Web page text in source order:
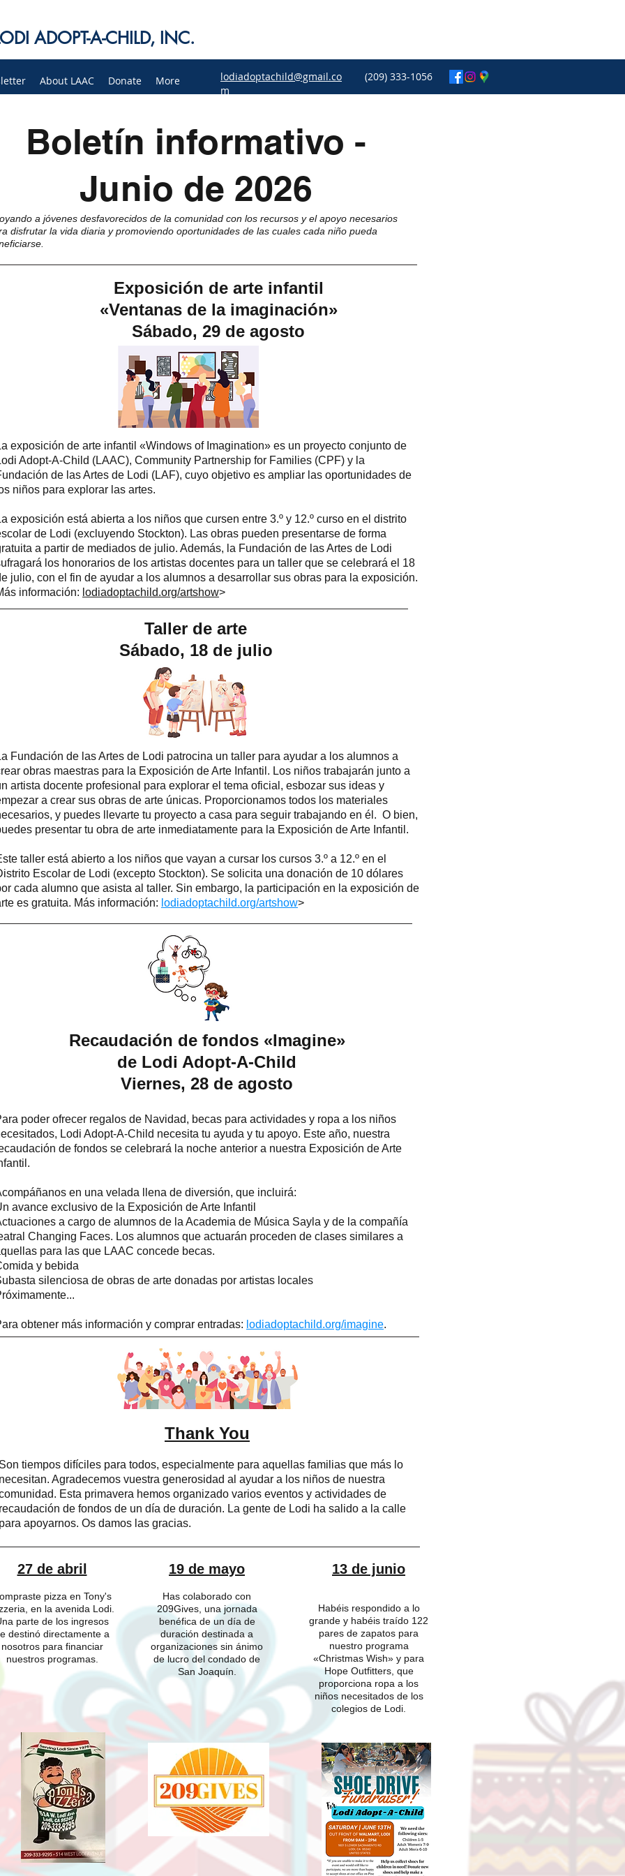
ADOPT-A-CHILD, INC.
About LAAC Donate More
lodiadoptachild@gmail.co
m
(209) 333-1056
Boletín informativo -
Junio de 2026
a jóvenes desfavorecidos de la comunidad con los recursos y el apoyo necesarios
disfrutar la vida diaria y promoviendo oportunidades de las cuales cada niño pueda
Exposición de arte infantil
«Ventanas de la imaginación»
Sábado, 29 de agosto
exposición de arte infantil «Windows of Imagination» es un proyecto conjunto de
Adopt-A-Child (LAAC), Community Partnership for Families (CPF) y la
de las Artes de Lodi (LAF), cuyo objetivo es ampliar las oportunidades de
niños para explorar las artes.
exposición está abierta a los niños que cursen entre 3.º y 12.º curso en el distrito
de Lodi (excluyendo Stockton). Las obras pueden presentarse de forma
a partir de mediados de julio. Además, la Fundación de las Artes de Lodi
los honorarios de los artistas docentes para un taller que se celebrará el 18
julio, con el fin de ayudar a los alumnos a desarrollar sus obras para la exposición.
información: lodiadoptachild.org/artshow>
Taller de arte
Sábado, 18 de julio
Fundación de las Artes de Lodi patrocina un taller para ayudar a los alumnos a
obras maestras para la Exposición de Arte Infantil. Los niños trabajarán junto a
artista docente profesional para explorar el tema oficial, esbozar sus ideas y
a crear sus obras de arte únicas. Proporcionamos todos los materiales
y puedes llevarte tu proyecto a casa para seguir trabajando en él. O bien,
presentar tu obra de arte inmediatamente para la Exposición de Arte Infantil.
taller está abierto a los niños que vayan a cursar los cursos 3.º a 12.º en el
Escolar de Lodi (excepto Stockton). Se solicita una donación de 10 dólares
cada alumno que asista al taller. Sin embargo, la participación en la exposición de
es gratuita. Más información: lodiadoptachild.org/artshow>
​Recaudación de fondos «Imagine»
de Lodi Adopt-A-Child
Viernes, 28 de agosto
poder ofrecer regalos de Navidad, becas para actividades y ropa a los niños
Lodi Adopt-A-Child necesita tu ayuda y tu apoyo. Este año, nuestra
de fondos se celebrará la noche anterior a nuestra Exposición de Arte
en una velada llena de diversión, que incluirá:
avance exclusivo de la Exposición de Arte Infantil
a cargo de alumnos de la Academia de Música Sayla y de la compañía
Changing Faces. Los alumnos que actuarán proceden de clases similares a
para las que LAAC concede becas.
y bebida
silenciosa de obras de arte donadas por artistas locales
obtener más información y comprar entradas: lodiadoptachild.org/imagine.
Thank You
Son tiempos difíciles para todos, especialmente para aquellas familias que más lo
necesitan. Agradecemos vuestra generosidad al ayudar a los niños de nuestra
Esta primavera hemos organizado varios eventos y actividades de
recaudación de fondos de un día de duración. La gente de Lodi ha salido a la calle
para apoyarnos. Os damos las gracias.
27 de abril
pizza en Tony's
en la avenida Lodi.
parte de los ingresos
destinó directamente a
nosotros para financiar
nuestros programas.
19 de mayo
Has colaborado con
209Gives, una jornada
benéfica de un día de
duración destinada a
organizaciones sin ánimo
de lucro del condado de
San Joaquín.
13 de junio
Habéis respondido a lo
grande y habéis traído 122
pares de zapatos para
nuestro programa
«Christmas Wish» y para
Hope Outfitters, que
proporciona ropa a los
niños necesitados de los
colegios de Lodi.